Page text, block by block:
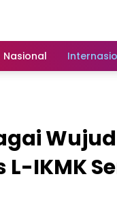
Nasional
IKMK